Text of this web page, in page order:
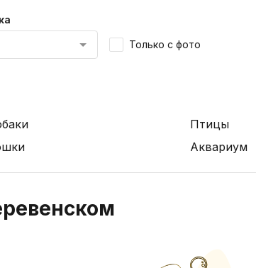
Только с фото
Птицы
Аквариум